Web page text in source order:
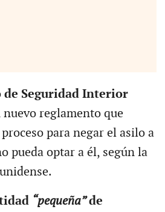
de Seguridad Interior
reglamento que
para negar el asilo a
pueda optar a él, según la
“pequeña”de